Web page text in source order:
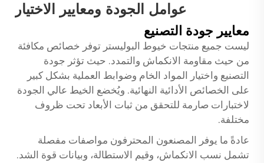
عوامل الجودة ومعايير الاختيار
معايير جودة التصنيع
ليست جميع منتجات خيوط البوليستر توفر خصائص مكافئة
من حيث مقاومة الانكماش والتمدد. حيث تؤثر جودة
التصنيع واختيار المواد الخام وضوابط العملية بشكل كبير
على الخصائص الأدائية النهائية. ويُخضع الخيط عالي الجودة
لاختبارات صارمة للتحقق من ثبات الأبعاد تحت ظروف
مختلفة.
عادةً ما يوفر المصنعون المحترفون مواصفات مفصلة
تشمل نسب الانكماش، وقيم الاستطالة، وبيانات قوة الشد.